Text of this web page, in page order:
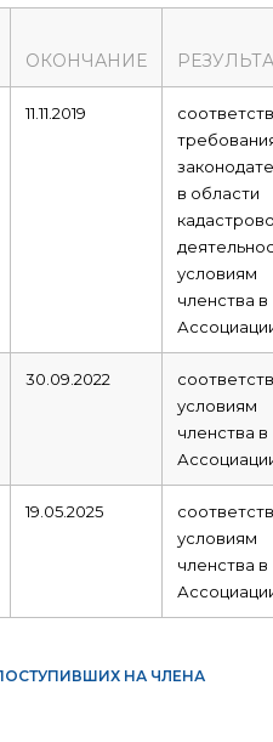
ОКОНЧАНИЕ
11.11.2019
в области
условиям
членства в
30.09.2022
условиям
членства в
19.05.2025
условиям
членства в
НА ЧЛЕНА